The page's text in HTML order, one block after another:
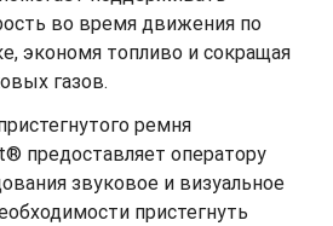
во время движения по
экономя топливо и сокращая
газов.
ремня
предоставляет оператору
звуковое и визуальное
пристегнуть